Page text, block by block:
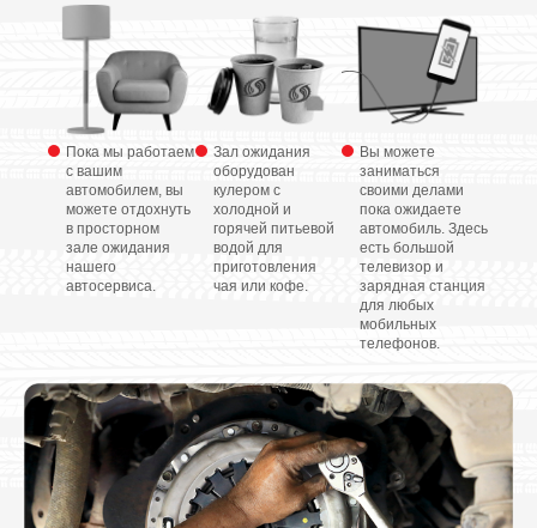
Пока мы работаем
с вашим
автомобилем, вы
можете отдохнуть
в просторном
зале ожидания
нашего
автосервиса.
Зал ожидания
оборудован
кулером с
холодной и
горячей питьевой
водой для
приготовления
чая или кофе.
Вы можете
заниматься
своими делами
пока ожидаете
автомобиль. Здесь
есть большой
телевизор и
зарядная станция
для любых
мобильных
телефонов.